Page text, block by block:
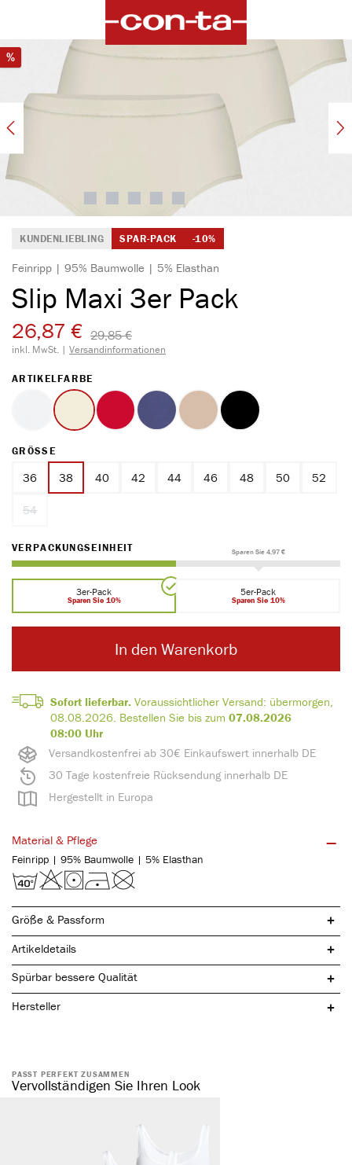
Bildergalerie überspringen
%Rabatt
Versandkostenfrei ab 30€ Einkaufswert innerhalb DE
30 Tage kostenfreie Rücksendung innerhalb DE
Hergestellt in Europa
KUNDENLIEBLING SPAR-PACK -10%
Feinripp | 95% Baumwolle | 5% Elasthan
Slip Maxi 3er Pack
26,87 € 29,85 €​
inkl. MwSt. | Versandinformationen
Sofort lieferbar. Voraussichtlicher Versand: übermorgen,
08.08.2026. Bestellen Sie bis zum 07.08.2026
08:00 Uhr
ARTIKELFARBE
weiss ecru marine schwarz
GRÖSSE AUSWÄHLEN
36 38 40 42 44 46 48 50 52
54(Diese Option ist zurzeit nicht verfügbar.)
VERPACKUNGSEINHEITAUSWÄHLEN Sparen Sie 4,97 €
3er-Pack
Sparen Sie 10%
5er-Pack
Sparen Sie 10%
In den Warenkorb
Material & Pflege
Feinripp | 95% Baumwolle | 5% Elasthan
Größe & Passform
Artikeldetails
natürliche Baumwolle
komfortabler, elastischer Bund
Spürbar bessere Qualität
Hersteller
PASST PERFEKT ZUSAMMEN
Vervollständigen Sie Ihren Look